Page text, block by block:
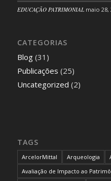
EDUCAÇÃO PATRIMONIAL maio 28,
CATEGORIAS
Blog(31)
Publicações (25)
Uncategorized (2)
TAGS
ArcelorMittal Arqueologia
Avaliação de Impacto ao